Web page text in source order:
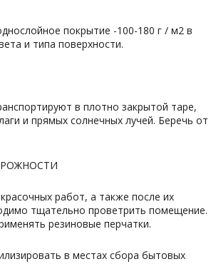
покрытие -100-180 г / м2 в
и типа поверхности.
в плотно закрытой таре,
и прямых солнечных лучей. Беречь от
работ, а также после их
тщательно проветрить помещение.
резиновые перчатки.
в местах сбора бытовых